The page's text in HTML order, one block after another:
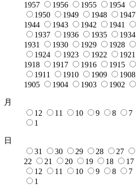
1957
1956 1955 1954
1950
1949 1948 1947
1944
1943 1942 1941
1937
1936 1935 1934
1931
1930 1929 1928
1924
1923 1922 1921
1918
1917 1916 1915
1911
1910 1909 1908
1905
1904 1903 1902
月
12
11 10 9 8 7
1
日
31
30 29 28 27
22
21 20 19 18 17
12
11 10 9 8 7
1